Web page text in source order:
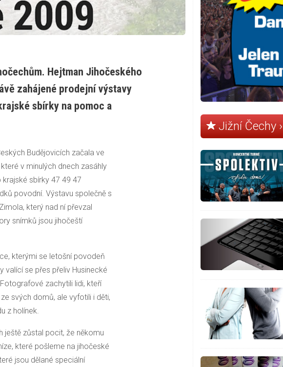
Hejtman Jihočeského
zahájené prodejní výstavy
sbírky na pomoc a
Budějovicích začala ve
v minulých dnech zasáhly
sbírky 47 49 47
povodní. Výstavu společně s
který nad ní převzal
snímků jsou jihočeští
kterými se letošní povodeň
valící se přes přeliv Husinecké
zachytili lidi, kteří
svých domů, ale vyfotili i děti,
z holínek.
ještě zůstal pocit, že někomu
které pošleme na jihočeské
jsou dělané speciální
Jižní Čechy ›